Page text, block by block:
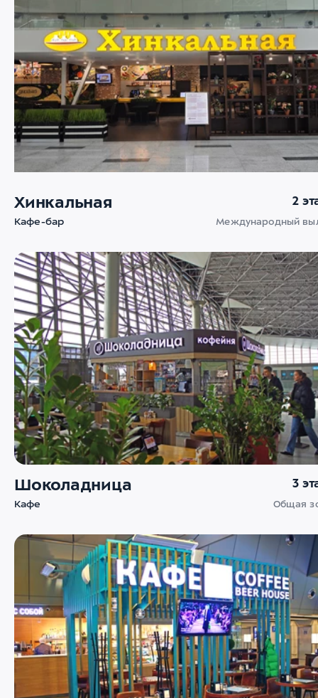
Хинкальная
Кафе-бар
2
Международный
Шоколадница
Кафе
3
Общая